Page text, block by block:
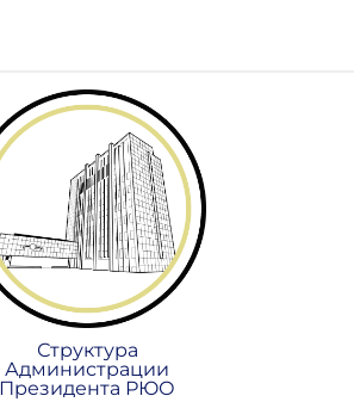
Структура
Администрации
Президента РЮО